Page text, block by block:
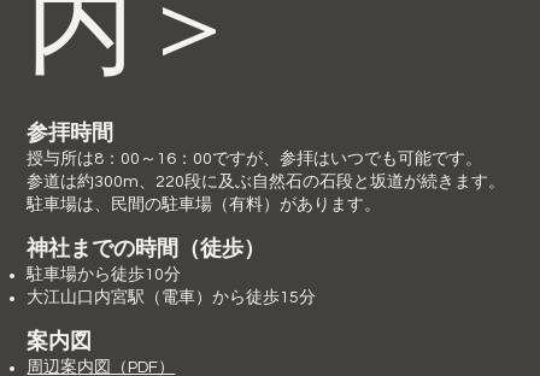
内＞
参拝時間
授与所は8：00～16：00ですが、参拝はいつでも可能です。
参道は約300m、220段に及ぶ自然石の石段と坂道が続きます。
駐車場は、民間の駐車場（有料）があります。
​神社までの時間（徒歩）
駐車場から徒歩10分
大江山口内宮駅（電車）から徒歩15分
案内図
周辺案内図​（PDF）